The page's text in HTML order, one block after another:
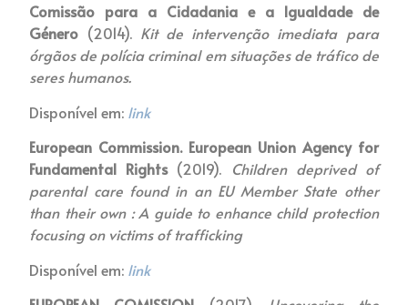
Comissão para a Cidadania e a Igualdade de
Género (2014). Kit de intervenção imediata para
órgãos de polícia criminal em situações de tráfico de
seres humanos.
Disponível em: link
European Commission. European Union Agency for
Fundamental Rights(2019). Children deprived of
parental care found in an EU Member State other
than their own : A guide to enhance child protection
focusing on victims of trafficking
Disponível em: link